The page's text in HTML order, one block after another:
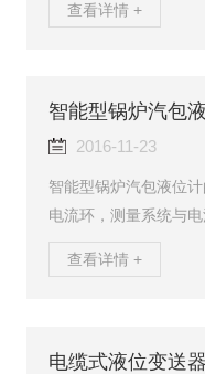
点、量程设置用手操
器进行通讯，在显示
现使用范围内所有的
查看详情 +
智能型锅炉汽包
2016-11-23
智能型锅炉汽包液位
电流环，测量系统与
术，能够对液相介质
电磁兼容特性；6、耐
查看详情 +
电缆式液位变送